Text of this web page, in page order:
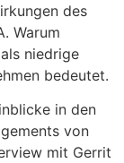
des
Warum
niedrige
bedeutet.
in den
von
mit Gerrit